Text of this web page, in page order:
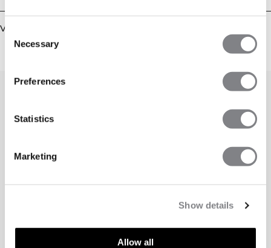
Consent
Selection
Necessary
Preferences
Statistics
Marketing
Show details
Allow all
Vergelijkbare producten